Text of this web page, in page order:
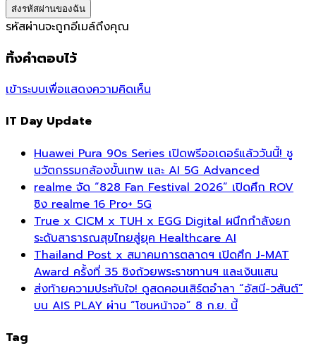
รหัสผ่านจะถูกอีเมล์ถึงคุณ
ทิ้งคำตอบไว้
เข้าระบบเพื่อแสดงความคิดเห็น
IT Day Update
Huawei Pura 90s Series เปิดพรีออเดอร์แล้ววันนี้! ชู
นวัตกรรมกล้องขั้นเทพ และ AI 5G Advanced
realme จัด “828 Fan Festival 2026” เปิดศึก ROV
ชิง realme 16 Pro+ 5G
True x CICM x TUH x EGG Digital ผนึกกำลังยก
ระดับสาธารณสุขไทยสู่ยุค Healthcare AI
Thailand Post x สมาคมการตลาดฯ เปิดศึก J-MAT
Award ครั้งที่ 35 ชิงถ้วยพระราชทานฯ และเงินแสน
ส่งท้ายความประทับใจ! ดูสดคอนเสิร์ตอำลา “อัสนี-วสันต์”
บน AIS PLAY ผ่าน “โซนหน้าจอ” 8 ก.ย. นี้
Tag